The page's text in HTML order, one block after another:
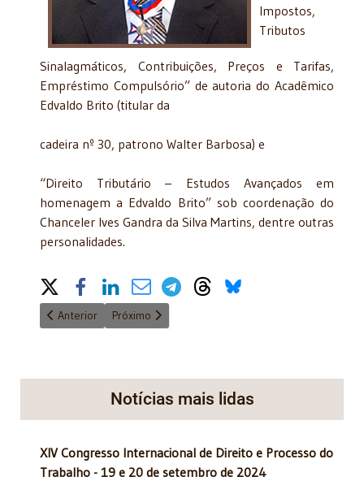
Impostos,
Tributos
Sinalagmáticos, Contribuições, Preços e Tarifas,
Empréstimo Compulsório” de autoria do Acadêmico
Edvaldo Brito (titular da
cadeira nº 30, patrono Walter Barbosa) e
“Direito Tributário – Estudos Avançados em
homenagem a Edvaldo Brito” sob coordenação do
Chanceler Ives Gandra da Silva Martins, dentre outras
personalidades.
Share on Social Media
Artigo anterior: Evento: "Direito Constitucional em tempos de
Anterior Próximo artigo: João Bosco Coelho Pasin foi
Próximo
Notícias mais lidas
XIV Congresso Internacional de Direito e Processo do
Trabalho - 19 e 20 de setembro de 2024